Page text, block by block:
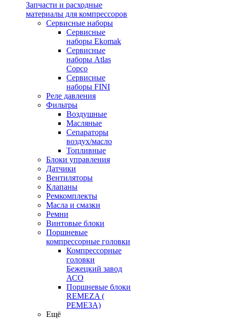
Запчасти и расходные
материалы для компрессоров
Cервисные наборы
Сервисные
наборы Ekomak
Cервисные
наборы Atlas
Copco
Сервисные
наборы FINI
Реле давления
Фильтры
Воздушные
Масляные
Сепараторы
воздух/масло
Топливные
Блоки управления
Датчики
Вентиляторы
Клапаны
Ремкомплекты
Масла и смазки
Ремни
Винтовые блоки
Поршневые
компрессорные головки
Компрессорные
головки
Бежецкий завод
АСО
Поршневые блоки
REMEZA (
РЕМЕЗА)
Ещё